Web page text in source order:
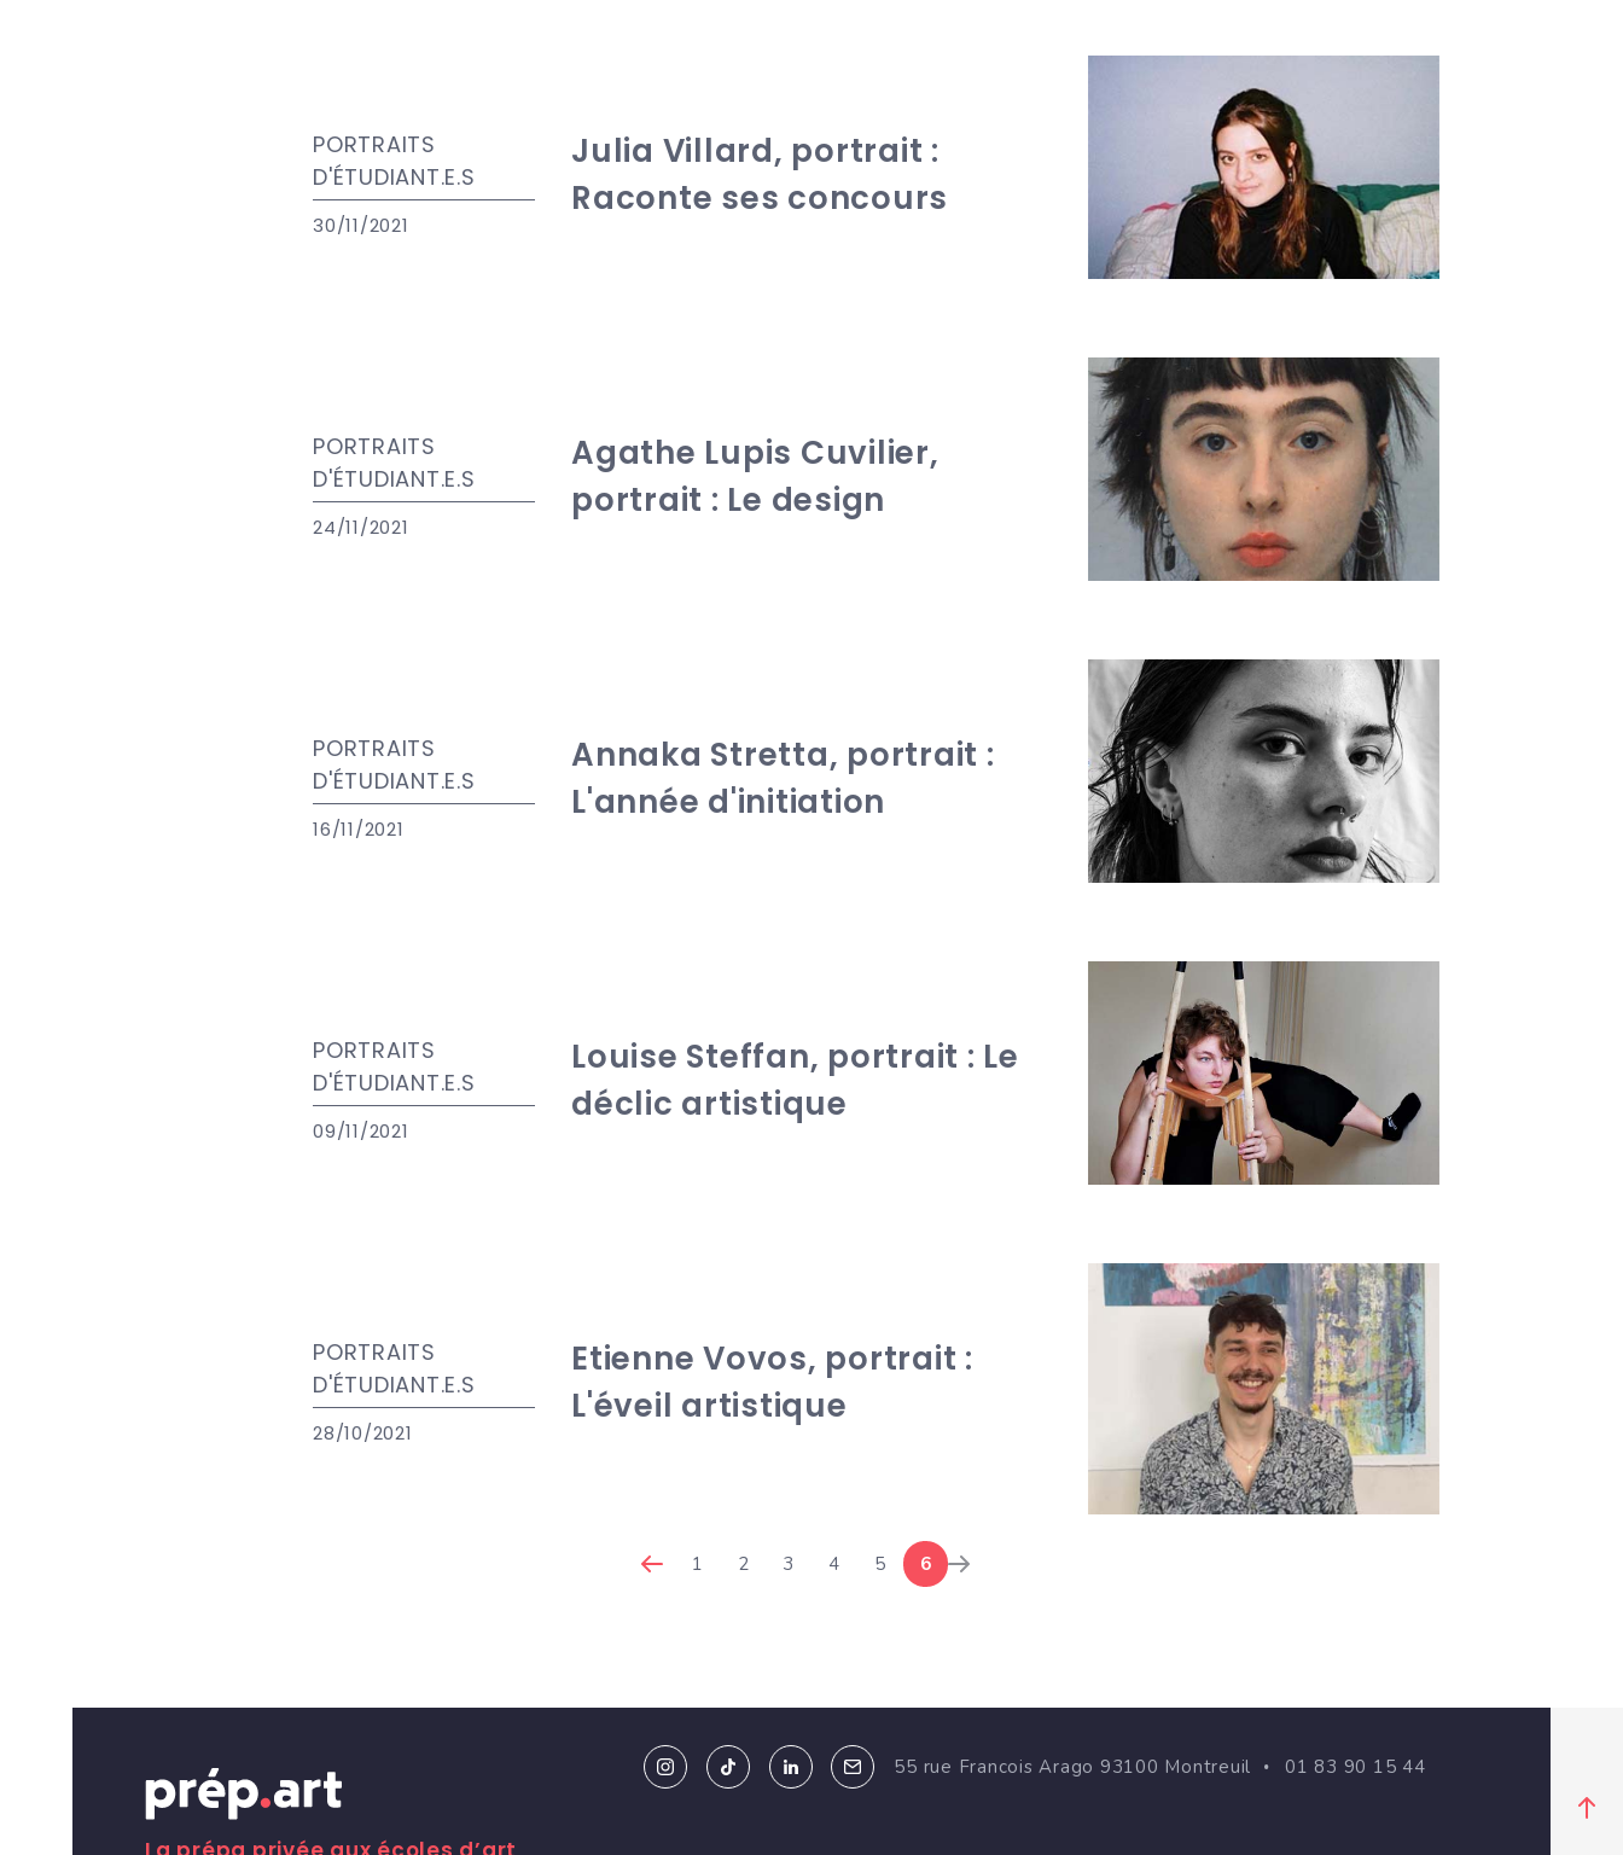
PORTRAITS
D'ÉTUDIANT.E.S
30/11/2021
Julia Villard, portrait :
Raconte ses concours
PORTRAITS
D'ÉTUDIANT.E.S
24/11/2021
Agathe Lupis Cuvilier,
portrait : Le design
PORTRAITS
D'ÉTUDIANT.E.S
16/11/2021
Annaka Stretta, portrait :
L'année d'initiation
PORTRAITS
D'ÉTUDIANT.E.S
09/11/2021
Louise Steffan, portrait : Le
déclic artistique
PORTRAITS
D'ÉTUDIANT.E.S
28/10/2021
Etienne Vovos, portrait :
L'éveil artistique
1 2 3 4 5 6
55 rue Francois Arago 93100 Montreuil 01 83 90 15 44